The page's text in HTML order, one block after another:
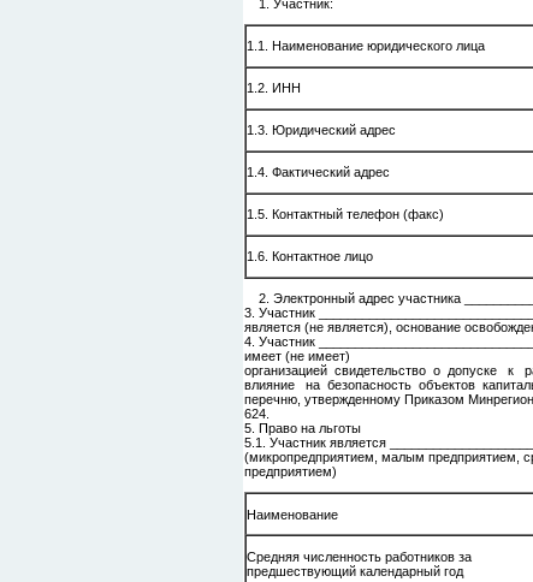
1. Участник:
1.1. Наименование юридического лица
1.2. ИНН
1.3. Юридический адрес
1.4. Фактический адрес
1.5. Контактный телефон (факс)
1.6. Контактное лицо
2. Электронный адрес участника
3. Участник
является (не является), основание
4. Участник
имеет (не имеет)
организацией свидетельство о допуске к
влияние на безопасность объектов
перечню, утвержденному Приказом
624.
5. Право на льготы
5.1. Участник является
(микропредприятием, малым предприятием,
предприятием)
Наименование
Средняя численность работников за
предшествующий календарный год